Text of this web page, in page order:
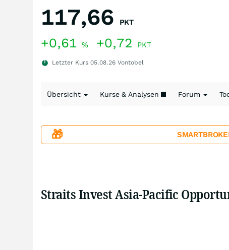
117,66 PKT
+0,61 % +0,72 PKT
Letzter Kurs 05.08.26 Vontobel
Übersicht Kurse & Analysen Forum
🎁
Straits Invest Asia-Pacific